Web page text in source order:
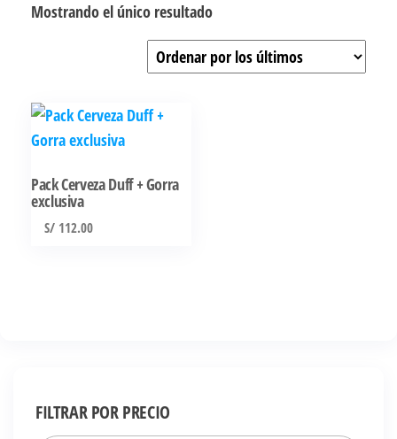
Mostrando el único resultado
Pack Cerveza Duff + Gorra
exclusiva
S/ 112.00
FILTRAR POR PRECIO